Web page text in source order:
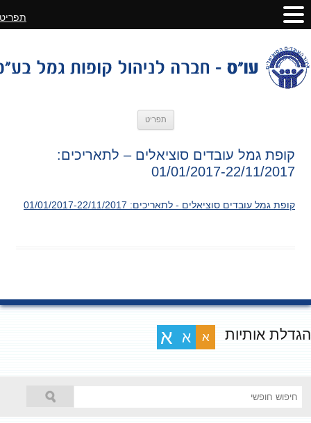
תפריט
קופת גמל עובדים סוציאלים – לתאריכים:
01/01/2017-22/11/2017
קופת גמל עובדים סוציאלים - לתאריכים: 01/01/2017-22/11/2017
אותיות א א א
תפריט